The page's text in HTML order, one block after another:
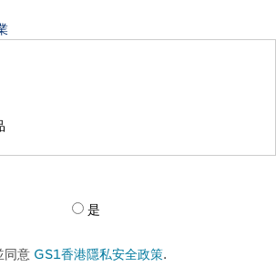
是
同意 GS1香港隱私安全政策.